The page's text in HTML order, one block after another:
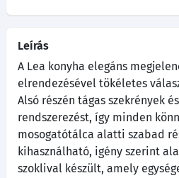
Leírás
A Lea konyha elegáns
elrendezésével tökéletes
Alsó részén tágas szekrények
rendszerezést, így minden
mosogatótálca alatti szabad
kihasználható, igény szerint
szoklival készült, amely